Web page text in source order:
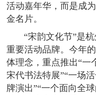
活动嘉年华，而是成
金名片。
“宋韵文化节”是
重要活动品牌。今年
体理念，重点推出“一
宋代书法特展”“一场
牌演出”“一个面向全